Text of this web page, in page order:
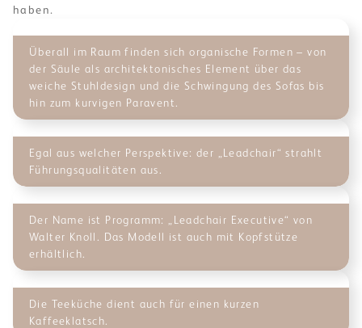
haben.
Überall im Raum finden sich organische Formen – von
der Säule als architektonisches Element über das
weiche Stuhldesign und die Schwingung des Sofas bis
hin zum kurvigen Paravent.
Egal aus welcher Perspektive: der „Leadchair“ strahlt
Führungsqualitäten aus.
Der Name ist Programm: „Leadchair Executive“ von
Walter Knoll. Das Modell ist auch mit Kopfstütze
erhältlich.
Die Teeküche dient auch für einen kurzen
Kaffeeklatsch.